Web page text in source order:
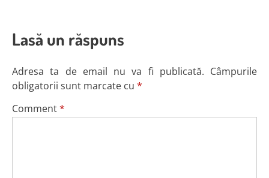
Lasă un răspuns
Adresa ta de email nu va fi publicată. Câmpurile
obligatorii sunt marcate cu *
Comment*